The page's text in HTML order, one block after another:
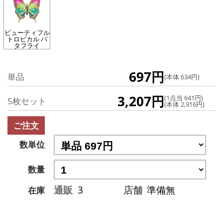
ビューティフル
トロピカル バ
タフライ
単品 697円(本体 634円)
5枚セット 3,207円(1点当 641円)
(本体 2,916円)
ご注文
数単位
数量
在庫
通販 3 店舗 準備無